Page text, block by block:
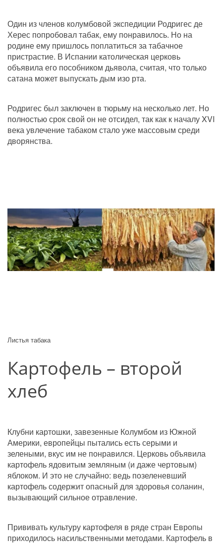
Один из членов колумбовой экспедиции Родригес де
Херес попробовал табак, ему понравилось. Но на
родине ему пришлось поплатиться за табачное
пристрастие. В Испании католическая церковь
объявила его пособником дьявола, считая, что только
сатана может выпускать дым изо рта.
Родригес был заключен в тюрьму на несколько лет. Но
полностью срок свой он не отсидел, так как к началу XVI
века увлечение табаком стало уже массовым среди
дворянства.
Листья табака
Картофель – второй
хлеб
Клубни картошки, завезенные Колумбом из Южной
Америки, европейцы пытались есть серыми и
зелеными, вкус им не понравился. Церковь объявила
картофель ядовитым земляным (и даже чертовым)
яблоком. И это не случайно: ведь позеленевший
картофель содержит опасный для здоровья соланин,
вызывающий сильное отравление.
Прививать культуру картофеля в ряде стран Европы
приходилось насильственными методами. Картофель в